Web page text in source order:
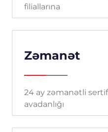
filiallarına
Zəmanət
24 ay zəmanətli
avadanlığı